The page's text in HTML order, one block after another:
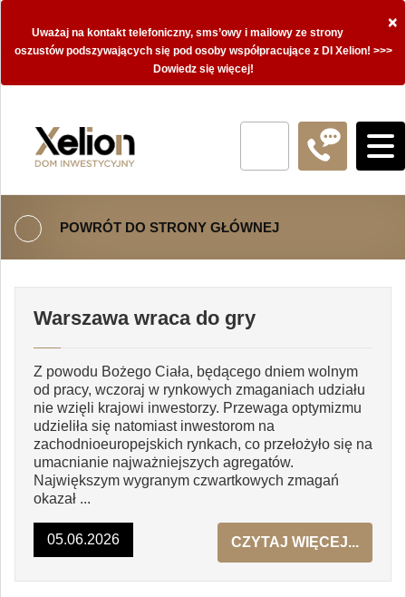
×
Uważaj na kontakt telefoniczny, sms’owy i mailowy ze strony
oszustów podszywających się pod osoby współpracujące z DI Xelion! >>>
Dowiedz się więcej!
POWRÓT DO STRONY GŁÓWNEJ
Warszawa wraca do gry
Z powodu Bożego Ciała, będącego dniem wolnym
od pracy, wczoraj w rynkowych zmaganiach udziału
nie wzięli krajowi inwestorzy. Przewaga optymizmu
udzieliła się natomiast inwestorom na
zachodnioeuropejskich rynkach, co przełożyło się na
umacnianie najważniejszych agregatów.
Największym wygranym czwartkowych zmagań
okazał ...
05.06.2026 CZYTAJ WIĘCEJ...